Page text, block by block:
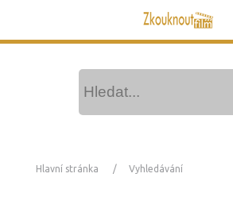
Hlavní stránka Vyhledávání